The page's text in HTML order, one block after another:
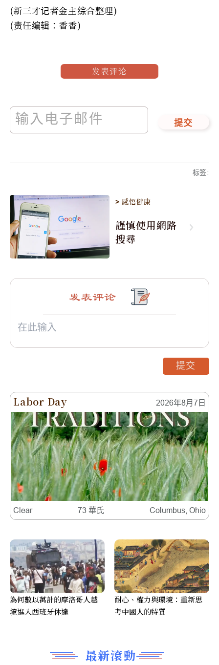
(新三才记者金主综合整理)
(责任编辑：香香)
发表评论
提交
标签:
> 感悟健康
謹慎使用網路
搜尋
Labor Day 2026年8月7日
Clear 73 華氏 Columbus, Ohio
最新滾動
发表评论
提交
為何數以萬計的摩洛哥人越
境進入西班牙休達
耐心、權力與環境：重新思
考中國人的特質